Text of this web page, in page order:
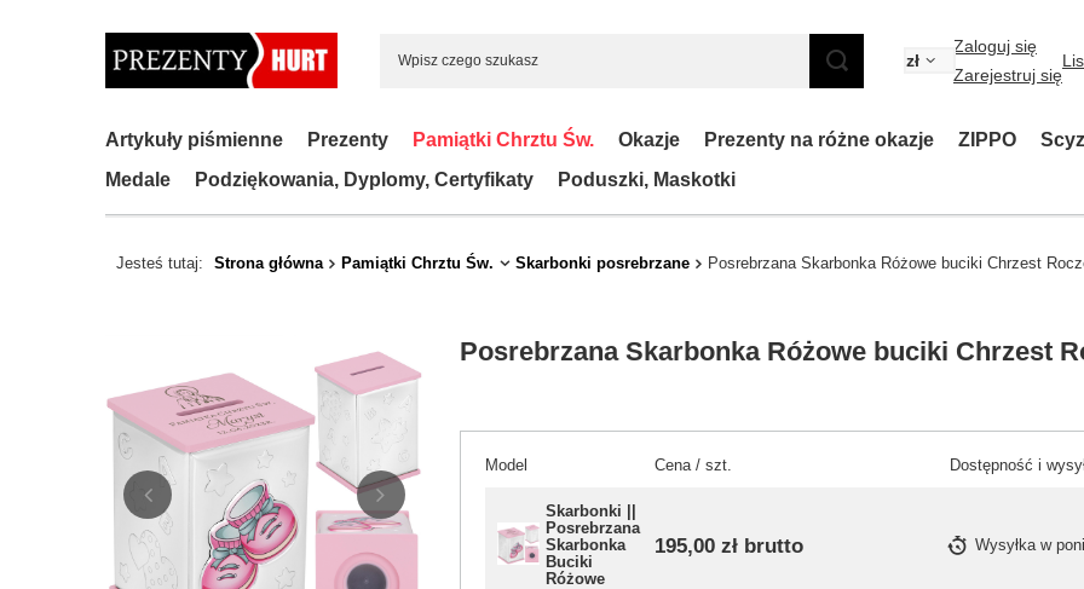
zł
Zaloguj się
Zarejestruj się
Artykuły piśmienne Prezenty Pamiątki Chrztu Św. Okazje Prezenty na różne okazje ZIPPO
Medale
Podziękowania, Dyplomy, Certyfikaty Poduszki, Maskotki
Jesteś tutaj: Strona główna Pamiątki Chrztu Św. Skarbonki posrebrzane Posrebrzana Skarbonka Różowe buciki Chrzest
Posrebrzana Skarbonka Różowe buciki Chrzest
Model Cena / szt. Dostępność i
Skarbonki ||
Posrebrzana
Skarbonka
Buciki
Różowe
195,00 złbrutto Wysyłka w